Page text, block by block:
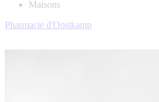
Maisons
Pharmacie d'Oostkamp